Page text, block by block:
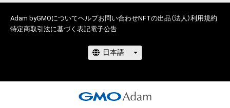
Adam byGMOについてヘルプお問い合わせNFTの出品（法人）利用規約
特定商取引法に基づく表記電子公告